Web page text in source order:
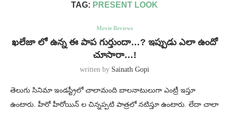
TAG: PRESENT LOOK
Movie Reviews
ఖలేజా లో ఉన్న ఈ పాప గుర్తుందా…? ఇప్పుడు ఎలా ఉందో
చూసారా…!
written by Sainath Gopi
తెలుగు సినిమా ఇండస్ట్రీలో చాలామంది బాలనాటులుగా ఎంట్రీ ఇస్తూ
ఉంటారు. హీరో హీరోయిన్ ల చిన్నప్పటి పాత్రలో నటిస్తూ ఉంటారు. లేదా చాలా